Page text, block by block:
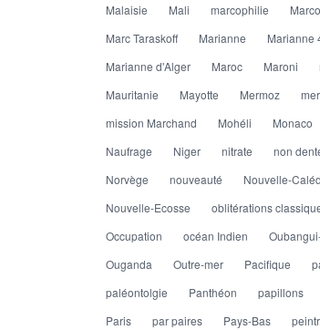
Malaisie
Mali marcophilie
Marc Taraskoff
Marianne
Marianne
Marianne d'Alger
Maroc Maroni
Mauritanie
Mayotte Mermoz
mission Marchand
Mohéli Monaco
Naufrage
Niger nitrate non
Norvège
nouveauté
Nouvelle-
Nouvelle-Ecosse
oblitérations
Occupation
océan Indien
Ouganda
Outre-mer Pacifique
paléontolgie
Panthéon papillons
Paris
par paires Pays-Bas